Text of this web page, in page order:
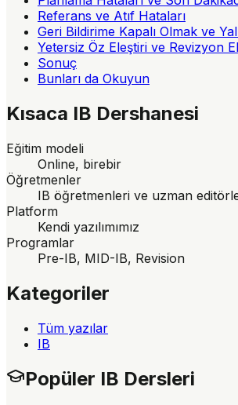
Referans ve Atıf Hataları
Geri Bildirime Kapalı Olmak ve
Yetersiz Öz Eleştiri ve Revizyon
Sonuç
Bunları da Okuyun
Kısaca IB Dershanesi
Eğitim modeli
Online, birebir
Öğretmenler
IB öğretmenleri ve uzman
Platform
Kendi yazılımımız
Programlar
Pre-IB, MID-IB, Revision
Kategoriler
Tüm yazılar
IB
Popüler IB Dersleri